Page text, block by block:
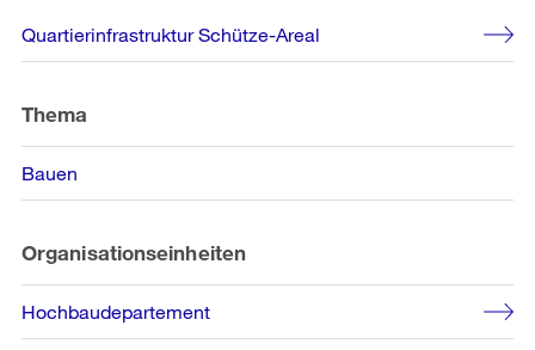
Weitere
Informationen
Quartierinfrastruktur Schütze-Areal
Thema
Bauen
Organisationseinheiten
Hochbaudepartement